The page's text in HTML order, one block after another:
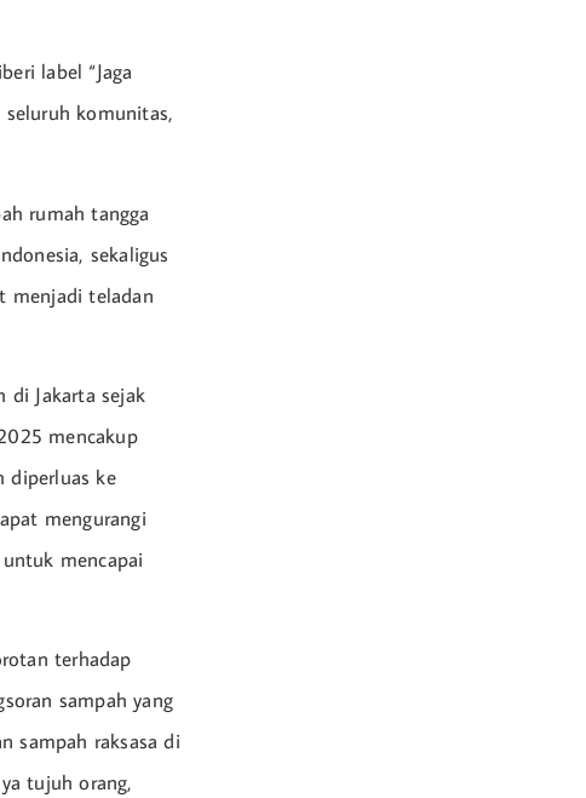
label “Jaga
seluruh komunitas,
rumah tangga
sekaligus
menjadi teladan
di Jakarta sejak
mencakup
diperluas ke
mengurangi
mencapai
terhadap
sampah yang
sampah raksasa di
tujuh orang,